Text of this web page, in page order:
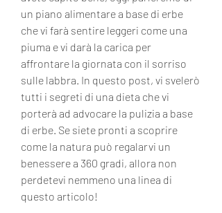
un piano alimentare a base di erbe
che vi farà sentire leggeri come una
piuma e vi darà la carica per
affrontare la giornata con il sorriso
sulle labbra. In questo post, vi svelerò
tutti i segreti di una dieta che vi
porterà ad advocare la pulizia a base
di erbe. Se siete pronti a scoprire
come la natura può regalarvi un
benessere a 360 gradi, allora non
perdetevi nemmeno una linea di
questo articolo!